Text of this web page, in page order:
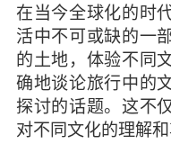
在当今全球化的时
活中不可或缺的一
的土地，体验不同
确地谈论旅行中的
探讨的话题。这不
对不同文化的理解和